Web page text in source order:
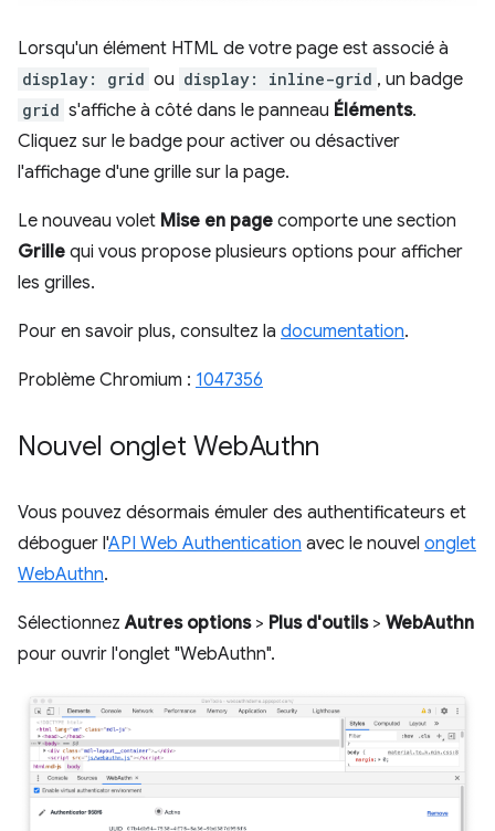
Lorsqu'un élément HTML de votre page est associé à
display: grid ou display: inline-grid , un badge
grid s'affiche à côté dans le panneau Éléments.
Cliquez sur le badge pour activer ou désactiver
l'affichage d'une grille sur la page.
Le nouveau volet Mise en page comporte une section
Grille qui vous propose plusieurs options pour afficher
les grilles.
Pour en savoir plus, consultez la documentation.
Problème Chromium : 1047356
Nouvel onglet WebAuthn
Vous pouvez désormais émuler des authentificateurs et
déboguer l'API Web Authentication avec le nouvel onglet
WebAuthn.
SélectionnezAutres options> Plus d'outils> WebAuthn
pour ouvrir l'onglet "WebAuthn".